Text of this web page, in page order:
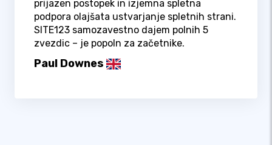
prijazen postopek in izjemna spletna
podpora olajšata ustvarjanje spletnih strani.
SITE123 samozavestno dajem polnih 5
zvezdic – je popoln za začetnike.
Paul Downes